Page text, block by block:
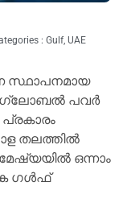
: Gulf, UAE
സ്ഥാപനമായ
ഗ്ലോബല്‍ പവര്‍
തലത്തില്‍
ഒന്നാം
ഗള്‍ഫ്